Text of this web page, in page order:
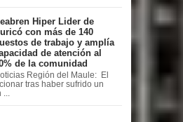
Hiper Lider de
con más de 140
de trabajo y amplía
de atención al
de la comunidad
Región del Maule: El
tras haber sufrido un